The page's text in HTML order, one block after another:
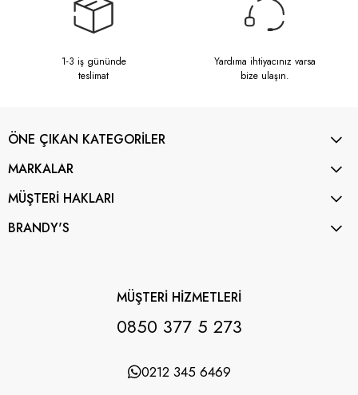
1-3 iş gününde
teslimat
Yardıma ihtiyacınız varsa
bize ulaşın.
ÖNE ÇIKAN KATEGORİLER
MARKALAR
MÜŞTERİ HAKLARI
BRANDY'S
MÜŞTERİ HİZMETLERİ
0850 377 5 273
0212 345 6469